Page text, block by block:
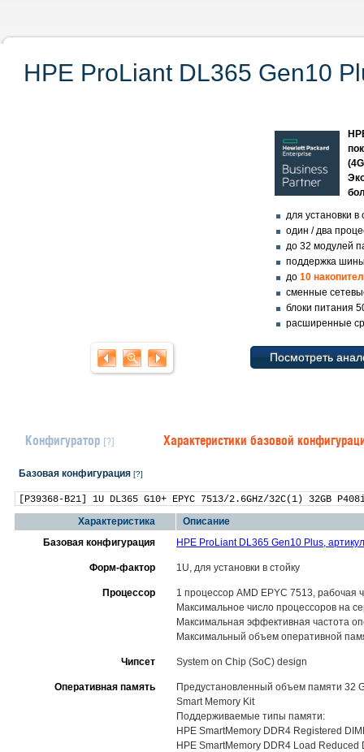
HPE ProLiant DL365 Gen10
для установки
один / два
до 32 модулей
поддержка шины
до 10
сменные
блоки питания
расширенные
Посмотреть
Конфигуратор [?] Характеристики базовой
Базовая конфигурация [?]
Характеристика
Описание
Базовая конфигурация
HPE ProLiant DL365 Gen10 Plus,
Форм-фактор 1U, для установки в стойку
Процессор
1 процессор AMD EPYC 7513, рабочая
Максимальное число процессоров на
Максимальная эффективная частота
Максимальный объем оперативной
Чипсет System on Chip (SoC) design
Оперативная память
Предустановленный объем памяти 32
Smart Memory Kit
Поддерживаемые типы памяти:
HPE SmartMemory DDR4 Registered
HPE SmartMemory DDR4 Load